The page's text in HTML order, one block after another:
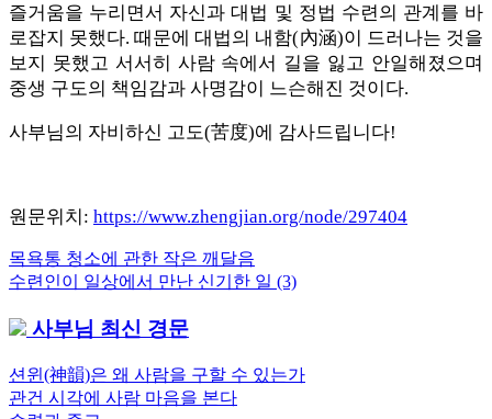
즐거움을 누리면서 자신과 대법 및 정법 수련의 관계를 바
로잡지 못했다. 때문에 대법의 내함(內涵)이 드러나는 것을
보지 못했고 서서히 사람 속에서 길을 잃고 안일해졌으며
중생 구도의 책임감과 사명감이 느슨해진 것이다.
사부님의 자비하신 고도(苦度)에 감사드립니다!
원문위치: https://www.zhengjian.org/node/297404
글
내
비
게
이
Previous
Post:
목욕통 청소에 관한 작은 깨달음
Next
수련인이 일상에서 만난 신기한 일 (3)
사부님 최신 경문
션윈(神韻)은 왜 사람을 구할 수 있는가
관건 시각에 사람 마음을 본다